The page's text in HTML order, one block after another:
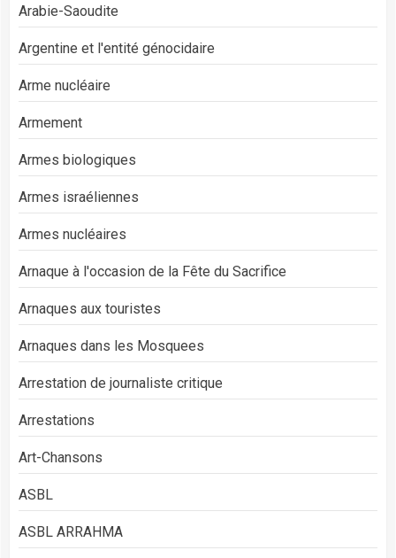
Arabie-Saoudite
Argentine et l'entité génocidaire
Arme nucléaire
Armement
Armes biologiques
Armes israéliennes
Armes nucléaires
Arnaque à l'occasion de la Fête du Sacrifice
Arnaques aux touristes
Arnaques dans les Mosquees
Arrestation de journaliste critique
Arrestations
Art-Chansons
ASBL
ASBL ARRAHMA